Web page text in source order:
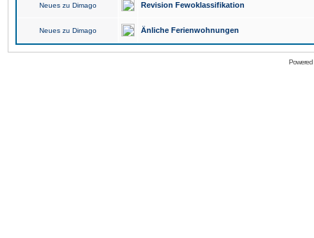
Neues zu Dimago Revision Fewoklassifikation
Neues zu Dimago Änliche Ferienwohnungen